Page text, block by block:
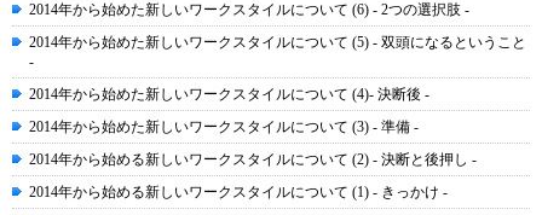
2014年から始めた新しいワークスタイルについて (6) - 2つの選択肢 -
2014年から始めた新しいワークスタイルについて (5) - 双頭になるということ
-
2014年から始めた新しいワークスタイルについて (4)- 決断後 -
2014年から始めた新しいワークスタイルについて (3) - 準備 -
2014年から始める新しいワークスタイルについて (2) - 決断と後押し -
2014年から始める新しいワークスタイルについて (1) - きっかけ -